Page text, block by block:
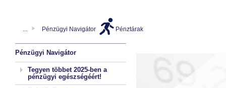
... Pénzügyi Navigátor Pénztárak
Pénzügyi Navigátor
Tegyen többet 2025-ben a
pénzügyi egészségéért!